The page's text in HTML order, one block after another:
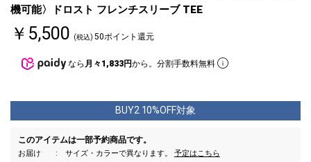
機可能〉ドロスト フレンチスリーブ TEE
￥5,500 (税込) 50ポイント還元
なら 月々1,833円から。分割手数料無料
BUY2 10%OFF対象
このアイテムは一部予約商品です。
お届け サイズ・カラーで異なります。 予定はこちら